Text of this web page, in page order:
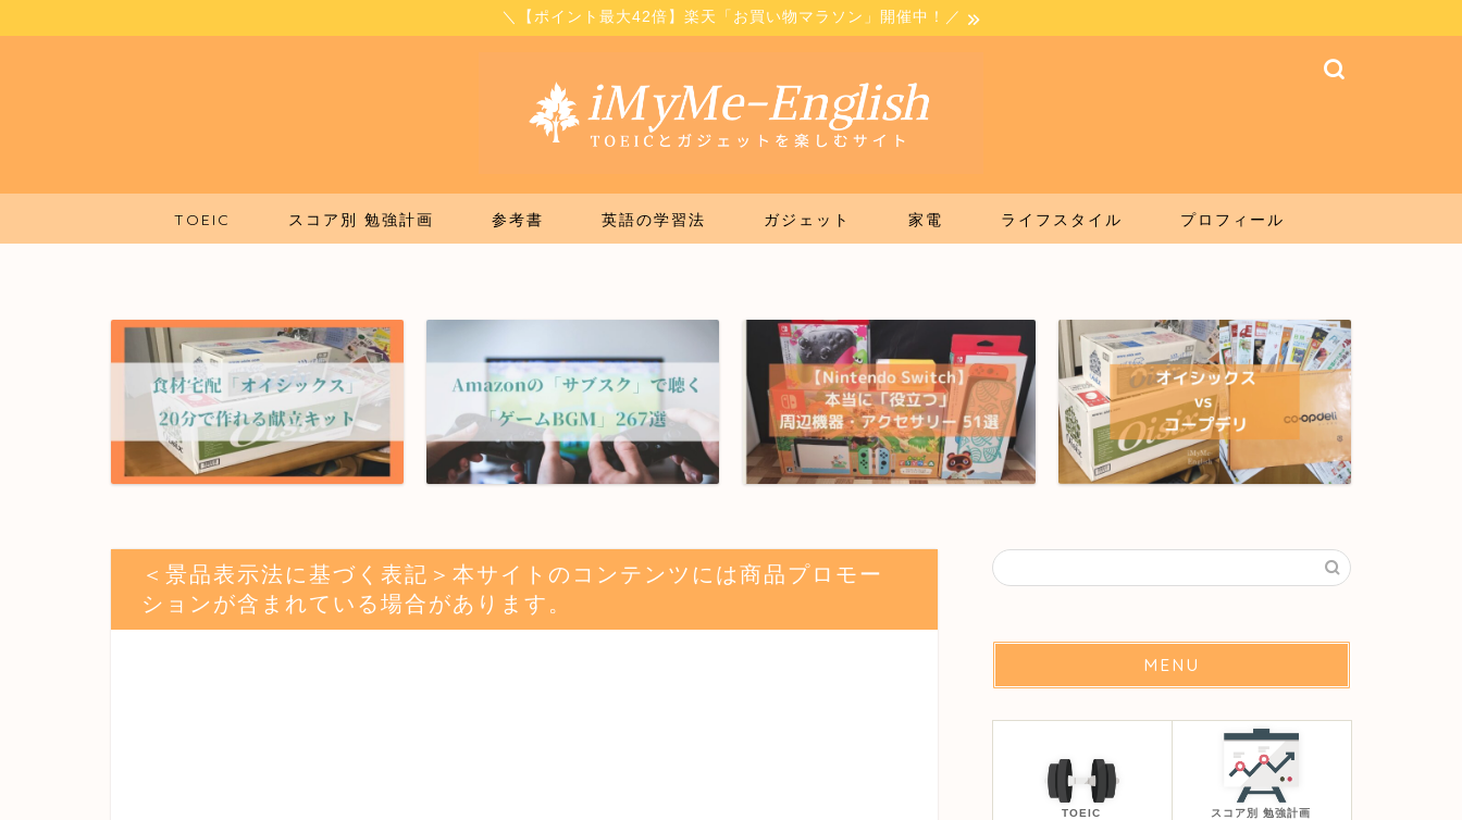
＼【ポイント最大42倍】楽天「お買い物マラソン」開催中！／
TOEIC スコア別 勉強計画 参考書 英語の学習法 ガジェット 家電 ライフスタイル プロフィール
＜景品表示法に基づく表記＞本サイトのコンテンツには商品プロモー
ションが含まれている場合があります。
MENU
TOEIC スコア別 勉強計画